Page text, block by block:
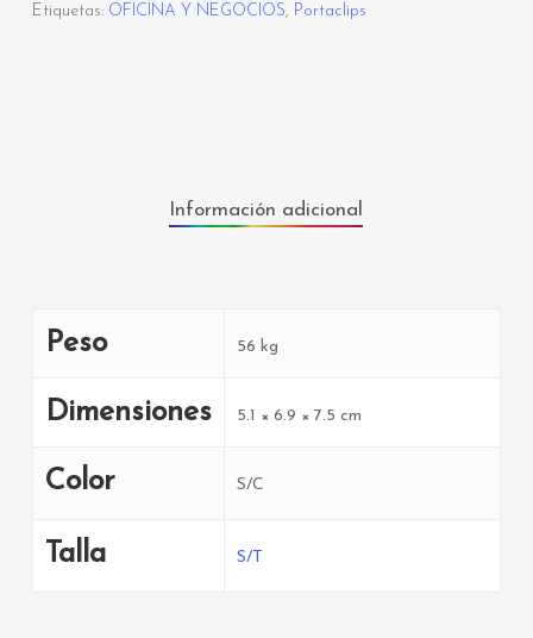
Etiquetas: OFICINA Y NEGOCIOS, Portaclips
Información adicional
Peso 56 kg
Dimensiones 5.1 × 6.9 × 7.5 cm
Color S/C
Talla S/T